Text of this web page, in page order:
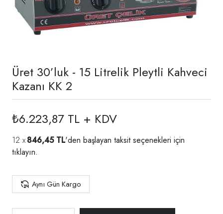
Üret 30’luk - 15 Litrelik Pleytli Kahveci
Kazanı KK 2
₺6.223,87 TL + KDV
846,45 TL'den başlayan taksit seçenekleri için
tıklayın.
Aynı Gün Kargo